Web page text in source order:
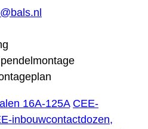
16A-125A CEE-
inbouwcontactdozen,